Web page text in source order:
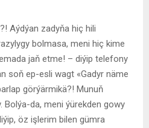
Aýdýan zadyňa hiç hili
bolmasa, meni hiç kime
jaň etme! – diýip telefony
soň ep-esli wagt «Gadyr näme
görýärmikä?! Munuň
Bolýa-da, meni ýürekden gowy
öz işlerim bilen gümra